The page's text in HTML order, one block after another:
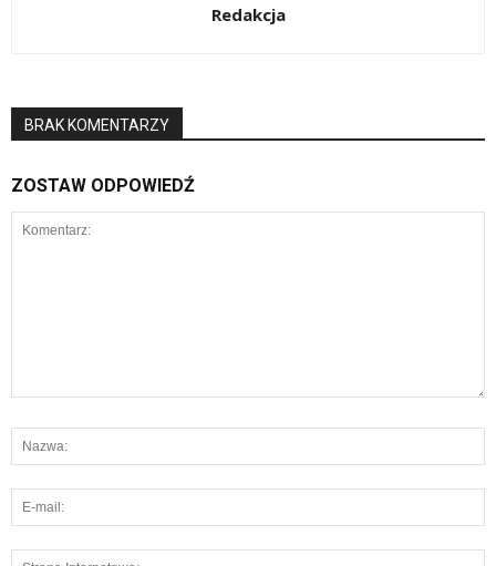
Redakcja
BRAK KOMENTARZY
ZOSTAW ODPOWIEDŹ